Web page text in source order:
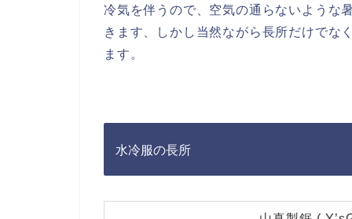
冷気を伴うので、空気の通らないような
きます、しかし当然ながら長所だけでな
ます。
水冷服の長所